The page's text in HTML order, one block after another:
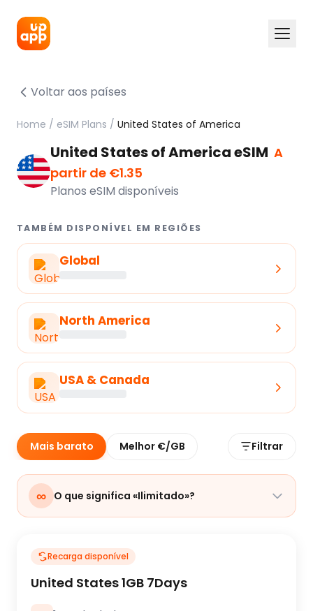
Voltar aos países
Home / eSIM Plans / United States of America
United States of America eSIM A
partir de €1.35
Planos eSIM disponíveis
TAMBÉM DISPONÍVEL EM REGIÕES
Global
North America
USA & Canada
Mais barato Melhor €/GB Filtrar
∞ O que significa «Ilimitado»?
Recarga disponível
United States 1GB 7Days